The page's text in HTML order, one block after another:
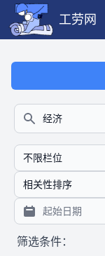
工劳网
搜索
筛选条件：